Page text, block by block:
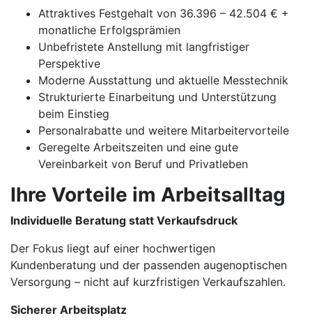
Attraktives Festgehalt von 36.396 – 42.504 € +
monatliche Erfolgsprämien
Unbefristete Anstellung mit langfristiger
Perspektive
Moderne Ausstattung und aktuelle Messtechnik
Strukturierte Einarbeitung und Unterstützung
beim Einstieg
Personalrabatte und weitere Mitarbeitervorteile
Geregelte Arbeitszeiten und eine gute
Vereinbarkeit von Beruf und Privatleben
Ihre Vorteile im Arbeitsalltag
Individuelle Beratung statt Verkaufsdruck
Der Fokus liegt auf einer hochwertigen
Kundenberatung und der passenden augenoptischen
Versorgung – nicht auf kurzfristigen Verkaufszahlen.
Sicherer Arbeitsplatz